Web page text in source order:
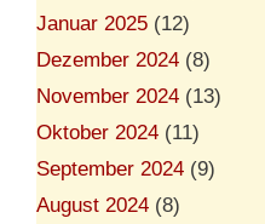
Januar 2025 (12)
Dezember 2024 (8)
November 2024 (13)
Oktober 2024 (11)
September 2024 (9)
August 2024 (8)